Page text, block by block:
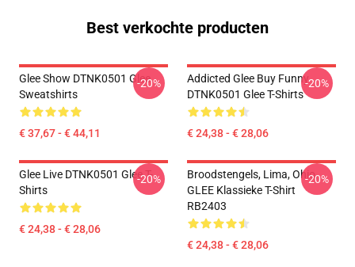
Best verkochte producten
Glee Show DTNK0501 Glee
Sweatshirts
€ 37,67 - € 44,11
-20%
Addicted Glee Buy Funny
DTNK0501 Glee T-Shirts
€ 24,38 - € 28,06
-20%
Glee Live DTNK0501 Glee T-
Shirts
€ 24,38 - € 28,06
-20%
Broodstengels, Lima, Ohio,
GLEE Klassieke T-Shirt
RB2403
€ 24,38 - € 28,06
-20%